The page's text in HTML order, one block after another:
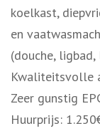
koelkast,
en
(douche,
Kwaliteitsvolle
Zeer gunstig
Huurprijs: